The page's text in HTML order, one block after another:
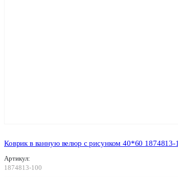
Коврик в ванную велюр с рисунком 40*60 1874813-
Артикул:
1874813-100